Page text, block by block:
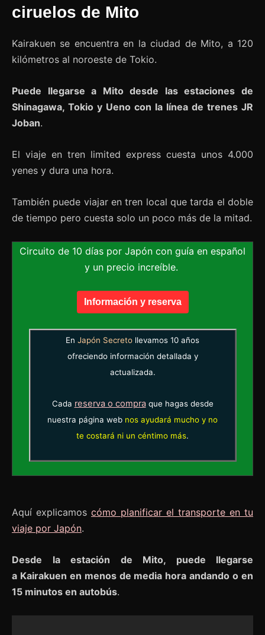
ciruelos de Mito
Kairakuen se encuentra en la ciudad de Mito, a 120
kilómetros al noroeste de Tokio.
Puede llegarse a Mito desde las estaciones de
Shinagawa, Tokio y Ueno con la línea de trenes JR
Joban.
El viaje en tren limited express cuesta unos 4.000
yenes y dura una hora.
También puede viajar en tren local que tarda el doble
de tiempo pero cuesta solo un poco más de la mitad.
Circuito de 10 días por Japón con guía en español
y un precio increíble.
Información y reserva
En Japón Secreto llevamos 10 años
ofreciendo información detallada y
actualizada.
Cada reserva o compraque hagas desde
nuestra página web nos ayudará mucho y no
te costará ni un céntimo más.
Aquí explicamos cómo planificar el transporte en tu
viaje por Japón.
Desde la estación de Mito, puede llegarse
a Kairakuen en menos de media hora andando o en
15 minutos en autobús.